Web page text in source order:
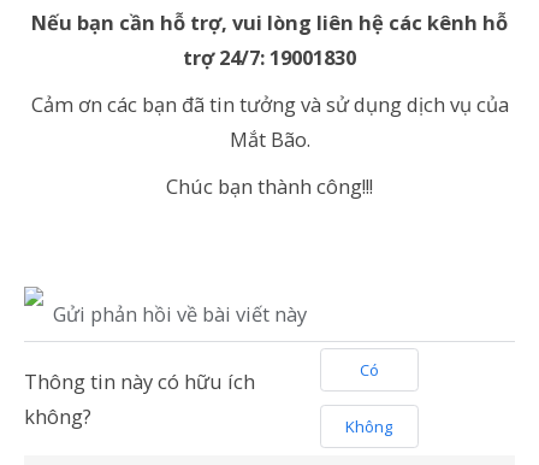
Nếu bạn cần hỗ trợ, vui lòng liên hệ các kênh hỗ
trợ 24/7: 19001830
Cảm ơn các bạn đã tin tưởng và sử dụng dịch vụ của
Mắt Bão.
Chúc bạn thành công!!!
Gửi phản hồi về bài viết này
Thông tin này có hữu ích
không?
Có
Không